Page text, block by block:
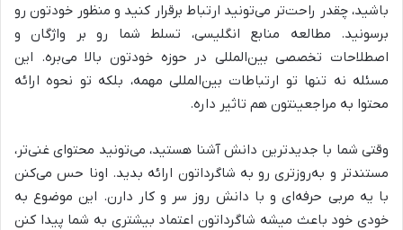
باشید، چقدر راحت‌تر می‌تونید ارتباط برقرار کنید و منظور خودتون رو
برسونید. مطالعه منابع انگلیسی، تسلط شما رو بر واژگان و
اصطلاحات تخصصی بین‌المللی در حوزه خودتون بالا می‌بره. این
مسئله نه تنها تو ارتباطات بین‌المللی مهمه، بلکه تو نحوه ارائه
محتوا به مراجعینتون هم تاثیر داره.
وقتی شما با جدیدترین دانش آشنا هستید، می‌تونید محتوای غنی‌تر،
مستندتر و به‌روزتری رو به شاگرداتون ارائه بدید. اونا حس می‌کنن
با یه مربی حرفه‌ای و با دانش روز سر و کار دارن. این موضوع به
خودی خود باعث میشه شاگرداتون اعتماد بیشتری به شما پیدا کنن